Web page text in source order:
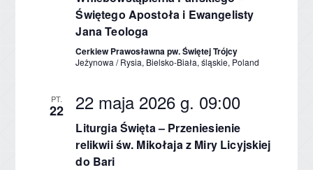
Świętego Apostoła i Ewangelisty
Jana Teologa
Cerkiew Prawosławna pw. Świętej Trójcy
Jeżynowa / Rysia, Bielsko-Biała, śląskie, Poland
PT.
22 22 maja 2026 g. 09:00
Liturgia Święta – Przeniesienie
relikwii św. Mikołaja z Miry Licyjskiej
do Bari